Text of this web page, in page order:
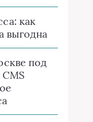
как
выгодна
под